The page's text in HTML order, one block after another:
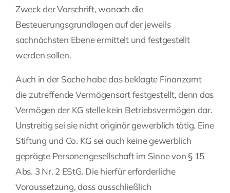
Zweck der Vorschrift, wonach die
Besteuerungsgrundlagen auf der jeweils
sachnächsten Ebene ermittelt und festgestellt
werden sollen.
Auch in der Sache habe das beklagte Finanzamt
die zutreffende Vermögensart festgestellt, denn das
Vermögen der KG stelle kein Betriebsvermögen dar.
Unstreitig sei sie nicht originär gewerblich tätig. Eine
Stiftung und Co. KG sei auch keine gewerblich
geprägte Personengesellschaft im Sinne von § 15
Abs. 3 Nr. 2 EStG. Die hierfür erforderliche
Voraussetzung, dass ausschließlich